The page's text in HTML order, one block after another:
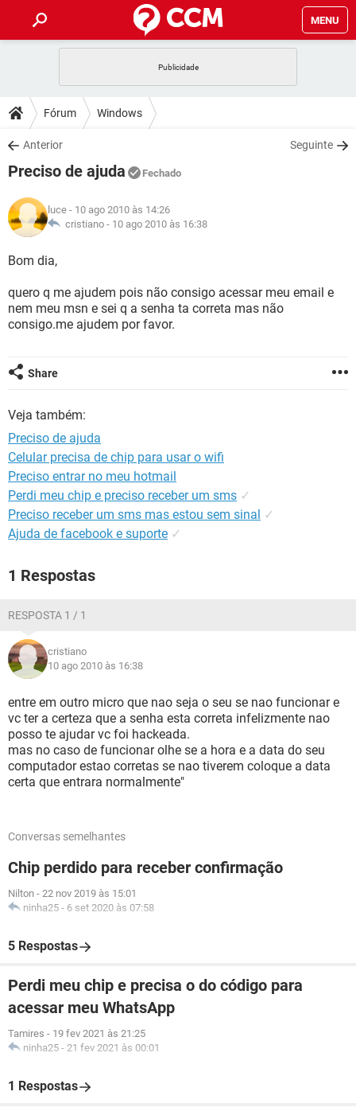
MENU
CELULAR
OUTLOOK
INSTAGRAM
GUIA DE COMPRAS
DICAS
JOGOS
INSTAGRAM
GUIA DE COMPRAS
DOWNLOADS
JOGOS
CELULAR
OUTLOOK EXCEL
INSTAGRAM
JOGOS
CELULAR
OUTLOOK
INSTAGRAM GMAIL
GUIA DE COMPRAS
GLOSSÁRIO
JOGOS
OUTLOOK EXCEL
INSTAGRAM
GUIA DE COMPRAS
Fórum Windows
Anterior Seguinte
Preciso de ajuda Fechado
luce - 10 ago 2010 às 14:26
cristiano - 10 ago 2010 às 16:38
Bom dia,
quero q me ajudem pois não consigo acessar meu email e
nem meu msn e sei q a senha ta correta mas não
consigo.me ajudem por favor.
Share
Veja também:
Preciso de ajuda
Celular precisa de chip para usar o wifi
Preciso entrar no meu hotmail
Perdi meu chip e preciso receber um sms ✓
Preciso receber um sms mas estou sem sinal ✓
Ajuda de facebook e suporte ✓
1 Respostas
RESPOSTA 1 / 1
cristiano
10 ago 2010 às 16:38
entre em outro micro que nao seja o seu se nao funcionar e
vc ter a certeza que a senha esta correta infelizmente nao
posso te ajudar vc foi hackeada.
mas no caso de funcionar olhe se a hora e a data do seu
computador estao corretas se nao tiverem coloque a data
certa que entrara normalmente"
Conversas semelhantes
Chip perdido para receber confirmação
Nilton - 22 nov 2019 às 15:01
ninha25 - 6 set 2020 às 07:58
5 Respostas
Perdi meu chip e precisa o do código para
acessar meu WhatsApp
Tamires - 19 fev 2021 às 21:25
ninha25 - 21 fev 2021 às 00:01
1 Respostas